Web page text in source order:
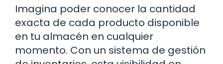
Imagina poder conocer la cantidad
exacta de cada producto disponible
en tu almacén en cualquier
momento. Con un sistema de gestión